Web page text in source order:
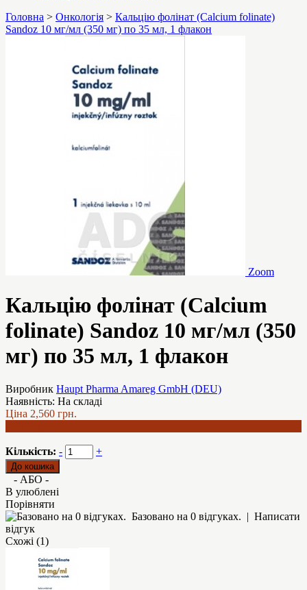
Головна > Онкологія > Кальцію фолінат (Calcium folinate)
Sandoz 10 мг/мл (350 мг) по 35 мл, 1 флакон
Zoom
Кальцію фолінат (Calcium
folinate) Sandoz 10 мг/мл (350
мг) по 35 мл, 1 флакон
Виробник Haupt Pharma Amareg GmbH (DEU)
Наявність: На складі
Ціна 2,560 грн.
Кількість: - +
- АБО -
В улюблені
Порівняти
Базовано на 0 відгуках. | Написати
відгук
Схожі (1)